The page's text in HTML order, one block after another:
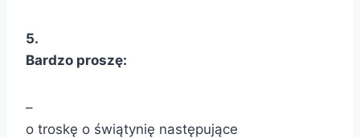
5.
Bardzo proszę:
–
o troskę o świątynię następujące